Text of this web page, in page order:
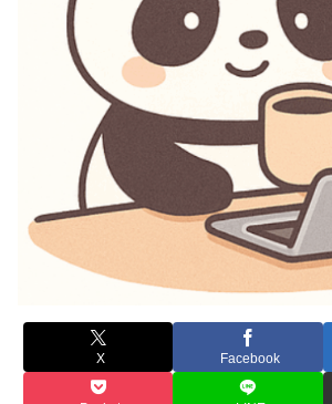
X Facebook